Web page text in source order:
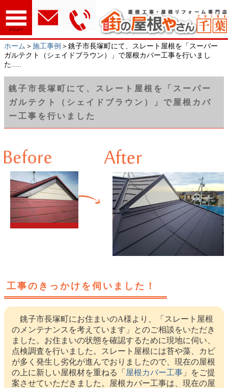
メニュー
ホーム ＞ 施工事例 ＞銚子市長塚町にて、スレート屋根を「スーパー
ガルテクト（シェイドブラウン）」で屋根カバー工事を行いまし
た.....
銚子市長塚町にて、スレート屋根を「スーパー
ガルテクト（シェイドブラウン）」で屋根カバ
ー工事を行いました
工事のきっかけを伺いました！
銚子市長塚町にお住まいのA様より、「スレート屋根
のメンテナンスを考えています」とのご相談をいただき
ました。お住まいの状態を確認するために現地に伺い、
点検調査を行いました。スレート屋根には苔や藻、カビ
が多く発生し劣化が進んでおりましたので、現在の屋根
の上に新しい屋根材を重ねる「 屋根カバー工事 」をご提
案させていただきました。屋根カバー工事は、現在の屋